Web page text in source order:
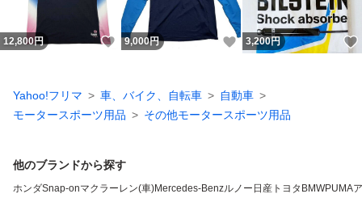
12,800円 いいね！
9,000円 いいね！
3,200円
Yahoo!フリマ 車、バイク、自転車
自動車
モータースポーツ用品
その他モータースポーツ用品
他のブランドから探す
ホンダSnap-onマクラーレン(車)Mercedes-Benzルノー 日産 トヨタ BMWPUMA